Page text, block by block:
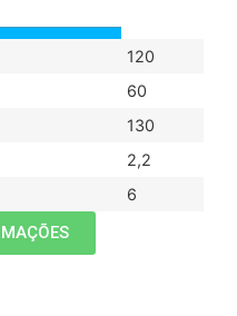
120
60
130
2,2
6